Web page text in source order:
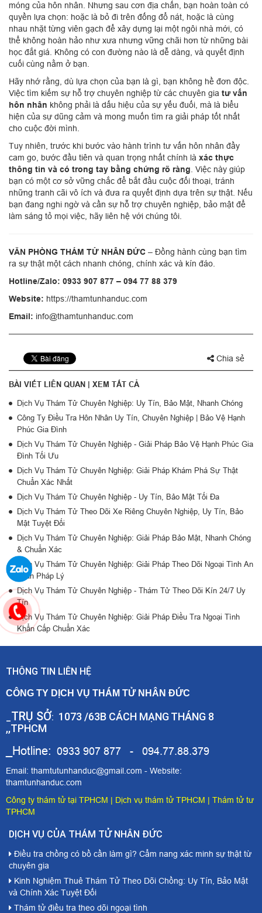
móng của hôn nhân. Nhưng sau cơn địa chấn, bạn hoàn toàn có
quyền lựa chọn: hoặc là bỏ đi trên đống đổ nát, hoặc là cùng
nhau nhặt từng viên gạch để xây dựng lại một ngôi nhà mới, có
thể không hoàn hảo như xưa nhưng vững chãi hơn từ những bài
học đắt giá. Không có con đường nào là dễ dàng, và quyết định
cuối cùng nằm ở bạn.
Hãy nhớ rằng, dù lựa chọn của bạn là gì, bạn không hề đơn độc.
Việc tìm kiếm sự hỗ trợ chuyên nghiệp từ các chuyên gia tư vấn
hôn nhân không phải là dấu hiệu của sự yếu đuối, mà là biểu
hiện của sự dũng cảm và mong muốn tìm ra giải pháp tốt nhất
cho cuộc đời mình.
Tuy nhiên, trước khi bước vào hành trình tư vấn hôn nhân đầy
cam go, bước đầu tiên và quan trọng nhất chính là xác thực
thông tin và có trong tay bằng chứng rõ ràng . Việc này giúp
bạn có một cơ sở vững chắc để bắt đầu cuộc đối thoại, tránh
những tranh cãi vô ích và đưa ra quyết định dựa trên sự thật. Nếu
bạn đang nghi ngờ và cần sự hỗ trợ chuyên nghiệp, bảo mật để
làm sáng tỏ mọi việc, hãy liên hệ với chúng tôi.
VĂN PHÒNG THÁM TỬ NHÂN ĐỨC – Đồng hành cùng bạn tìm
ra sự thật một cách nhanh chóng, chính xác và kín đáo.
Hotline/Zalo: 0933 907 877 – 094 77 88 379
Website: https://thamtunhanduc.com
Email: info@thamtunhanduc.com
Chia sẻ
BÀI VIẾT LIÊN QUAN | XEM TẤT CẢ
Dịch Vụ Thám Tử Chuyên Nghiệp: Uy Tín, Bảo Mật, Nhanh Chóng
Công Ty Điều Tra Hôn Nhân Uy Tín, Chuyên Nghiệp | Bảo Vệ Hạnh
Phúc Gia Đình
Dịch Vụ Thám Tử Chuyên Nghiệp - Giải Pháp Bảo Vệ Hạnh Phúc Gia
Đình Tối Ưu
Dịch Vụ Thám Tử Chuyên Nghiệp: Giải Pháp Khám Phá Sự Thật
Chuẩn Xác Nhất
Dịch Vụ Thám Tử Chuyên Nghiệp - Uy Tín, Bảo Mật Tối Đa
Dịch Vụ Thám Tử Theo Dõi Xe Riêng Chuyên Nghiệp, Uy Tín, Bảo
Mật Tuyệt Đối
Dịch Vụ Thám Tử Chuyên Nghiệp: Giải Pháp Bảo Mật, Nhanh Chóng
& Chuẩn Xác
Dịch Vụ Thám Tử Chuyên Nghiệp: Giải Pháp Theo Dõi Ngoại Tình An
Toàn Pháp Lý
Dịch Vụ Thám Tử Chuyên Nghiệp - Thám Tử Theo Dõi Kín 24/7 Uy
Tín
Dịch Vụ Thám Tử Chuyên Nghiệp: Giải Pháp Điều Tra Ngoại Tình
Khẩn Cấp Chuẩn Xác
THÔNG TIN LIÊN HỆ
CÔNG TY DỊCH VỤ THÁM TỬ NHÂN ĐỨC
TRỤ SỞ: 1073 /63B CÁCH MẠNG THÁNG 8
,,TPHCM
_Hotline: 0933 907 877 - 094.77.88.379
Email: thamtutunhanduc@gmail.com - Website:
thamtunhanduc.com
Công ty thám tử tại TPHCM | Dịch vụ thám tử TPHCM | Thám tử tư
TPHCM
DỊCH VỤ CỦA THÁM TỬ NHÂN ĐỨC
Điều tra chồng có bồ cần làm gì? Cẩm nang xác minh sự thật từ
chuyên gia
Kinh Nghiệm Thuê Thám Tử Theo Dõi Chồng: Uy Tín, Bảo Mật
và Chính Xác Tuyệt Đối
Thám tử điều tra theo dõi ngoại tình